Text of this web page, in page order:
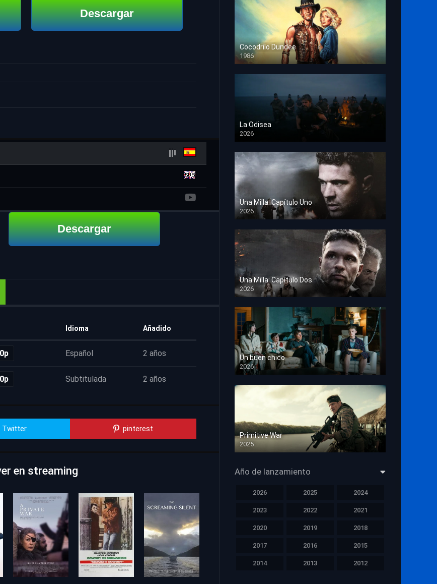
Descargar
Descargar
Idioma Añadido
Español 2 años
Subtitulada 2 años
Twitter pinterest
en streaming
Cocodrilo Dundee
1986
HD 1080p
La Odisea
2026
TS Screener
Una Milla: Capítulo Uno
2026
HD 1080p
Una Milla: Capítulo Dos
2026
HD 1080p
Un buen chico
2026
HD 1080p
Primitive War
2025
HD 1080p
Año de lanzamiento
2026 2025 2024
2023 2022 2021
2020 2019 2018
2017 2016 2015
2014 2013 2012